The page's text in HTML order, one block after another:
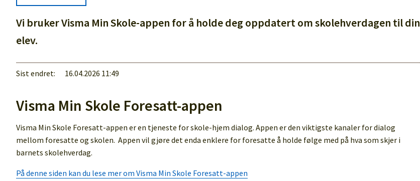
Vi bruker Visma Min Skole-appen for å holde deg oppdatert om skolehverdagen til din
elev.
Sist endret 16.04.2026 11:49
Visma Min Skole Foresatt-appen
Visma Min Skole Foresatt-appen er en tjeneste for skole-hjem dialog. Appen er den viktigste kanaler for dialog
mellom foresatte og skolen. Appen vil gjøre det enda enklere for foresatte å holde følge med på hva som skjer i
barnets skolehverdag.
På denne siden kan du lese mer om Visma Min Skole Foresatt-appen